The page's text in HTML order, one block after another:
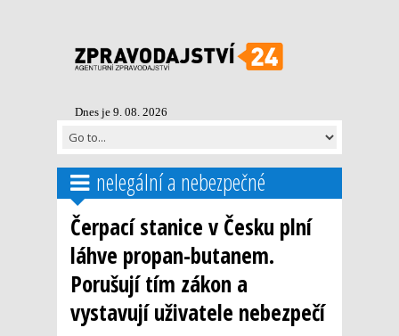
Dnes je 9. 08. 2026
nelegální a nebezpečné
Čerpací stanice v Česku plní
láhve propan-butanem.
Porušují tím zákon a
vystavují uživatele nebezpečí